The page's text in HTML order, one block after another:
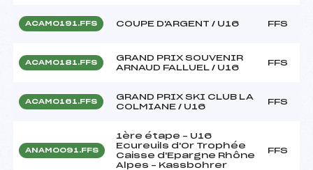
ACAM0191.FFS COUPE D'ARGENT / U16 FFS
ACAM0181.FFS
GRAND PRIX SOUVENIR
ARNAUD FALLUEL / U16
FFS
ACAM0161.FFS
GRAND PRIX SKI CLUB LA
COLMIANE / U16
FFS
ANAM0091.FFS
1ère étape – U16
Ecureuils d'Or Trophée
Caisse d'Epargne Rhône
Alpes – Kassbohrer
FFS